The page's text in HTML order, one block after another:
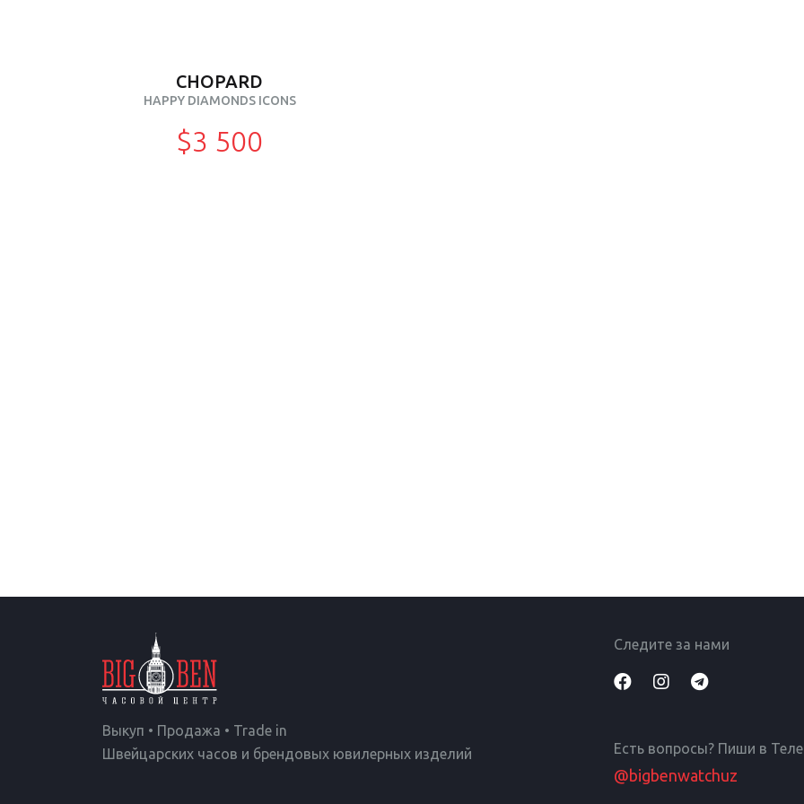
CHOPARD
HAPPY DIAMONDS ICONS
$3 500
Выкуп • Продажа • Trade in
Швейцарских часов и брендовых ювилерных изделий
Следите за нами
Есть вопросы? Пиши в
@bigbenwatchuz